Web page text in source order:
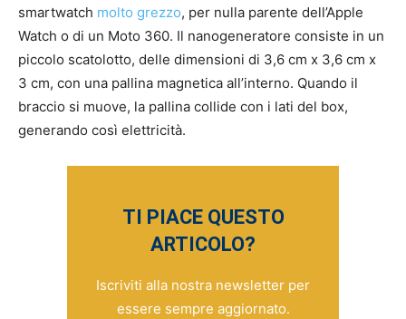
smartwatch molto grezzo, per nulla parente dell’Apple
Watch o di un Moto 360. Il nanogeneratore consiste in un
piccolo scatolotto, delle dimensioni di 3,6 cm x 3,6 cm x
3 cm, con una pallina magnetica all’interno. Quando il
braccio si muove, la pallina collide con i lati del box,
generando così elettricità.
TI PIACE QUESTO
ARTICOLO?
Iscriviti alla nostra newsletter per
essere sempre aggiornato.